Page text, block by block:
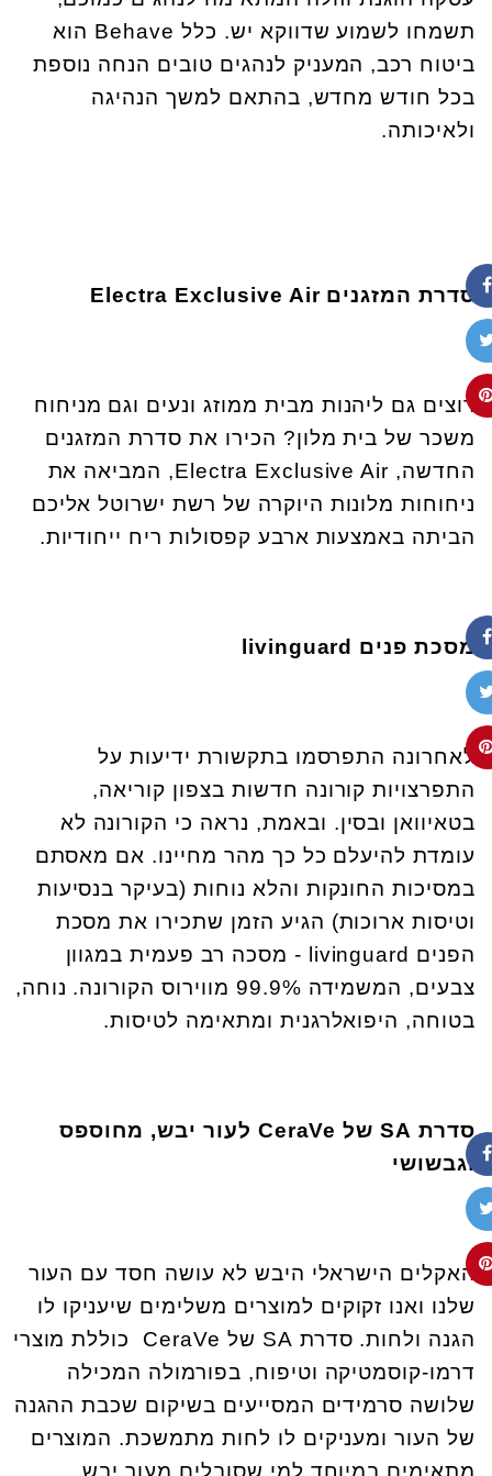
תשמחו לשמוע שדווקא יש. כלל Behave הוא
ביטוח רכב, המעניק לנהגים טובים הנחה נוספת
בכל חודש מחדש, בהתאם למשך הנהיגה
ולאיכותה.
סדרת המזגניםElectra Exclusive Air
רוצים גם ליהנות מבית ממוזג ונעים וגם מניחוח
משכר של בית מלון? הכירו את סדרת המזגנים
החדשה, Electra Exclusive Air, המביאה את
ניחוחות מלונות היוקרה של רשת ישרוטל אליכם
הביתה באמצעות ארבע קפסולות ריח ייחודיות.
מסכת פנים livinguard
לאחרונה התפרסמו בתקשורת ידיעות על
התפרצויות קורונה חדשות בצפון קוריאה,
בטאיוואן ובסין. ובאמת, נראה כי הקורונה לא
עומדת להיעלם כל כך מהר מחיינו. אם מאסתם
במסיכות החונקות והלא נוחות (בעיקר בנסיעות
וטיסות ארוכות) הגיע הזמן שתכירו את מסכת
הפנים livinguard - מסכה רב פעמית במגוון
צבעים, המשמידה 99.9% מווירוס הקורונה. נוחה,
בטוחה, היפואלרגנית ומתאימה לטיסות.
סדרת SAשל CeraVe לעור יבש, מחוספס
וגבשושי
האקלים הישראלי היבש לא עושה חסד עם העור
שלנו ואנו זקוקים למוצרים משלימים שיעניקו לו
הגנה ולחות. סדרת SA של CeraVe כוללת מוצרי
דרמו-קוסמטיקה וטיפוח, בפורמולה המכילה
שלושה סרמידים המסייעים בשיקום שכבת ההגנה
של העור ומעניקים לו לחות מתמשכת. המוצרים
מתאימים במיוחד למי שסובלים מעור יבש,